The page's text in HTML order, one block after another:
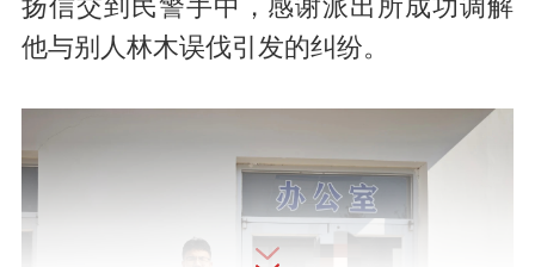
扬信交到民警手中，感谢派出所成功调解
他与别人林木误伐引发的纠纷。